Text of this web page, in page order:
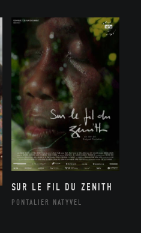
SUR LE FIL DU ZENITH
PONTALIER NATYVEL